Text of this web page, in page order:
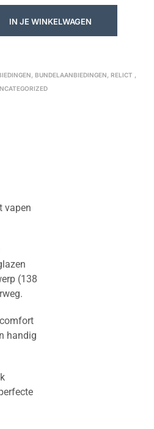
IN JE WINKELWAGEN
,BUNDELAANBIEDINGEN,RELICT ,
vapen
(138
handig